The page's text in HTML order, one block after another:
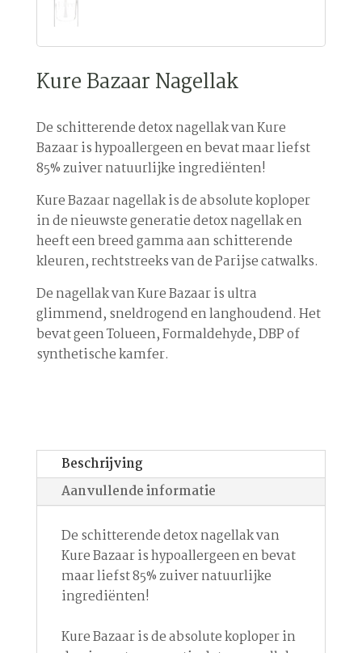
Kure Bazaar Nagellak
De schitterende detox nagellak van Kure
Bazaar is hypoallergeen en bevat maar liefst
85% zuiver natuurlijke ingrediënten!
Kure Bazaar nagellak is de absolute koploper
in de nieuwste generatie detox nagellak en
heeft een breed gamma aan schitterende
kleuren, rechtstreeks van de Parijse catwalks.
De nagellak van Kure Bazaar is ultra
glimmend, sneldrogend en langhoudend. Het
bevat geen Tolueen, Formaldehyde, DBP of
synthetische kamfer.
Beschrijving
Aanvullende informatie
De schitterende detox nagellak van
Kure Bazaar is hypoallergeen en bevat
maar liefst 85% zuiver natuurlijke
ingrediënten!
Kure Bazaar is de absolute koploper in